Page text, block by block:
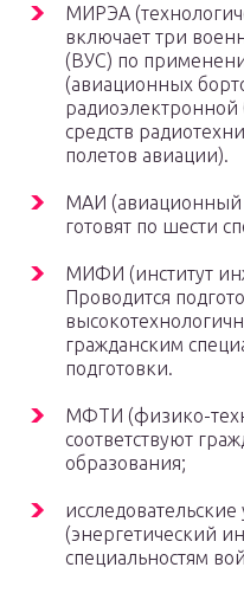
МИРЭА
включает три
(ВУС) по
(авиационных
радиоэлектронной
средств
полетов авиации).
МАИ (авиационный
готовят по шести
МИФИ (институт
Проводится
гражданским
подготовки.
МФТИ (физико-
соответствуют
образования;
(энергетический
специальностям